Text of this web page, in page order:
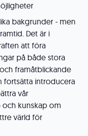
bakgrunder - men
Det är i
att föra
på både stora
framåtblickande
fortsätta introducera
vår
kunskap om
värld för